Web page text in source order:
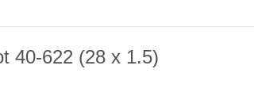
40-622 (28 x 1.5)